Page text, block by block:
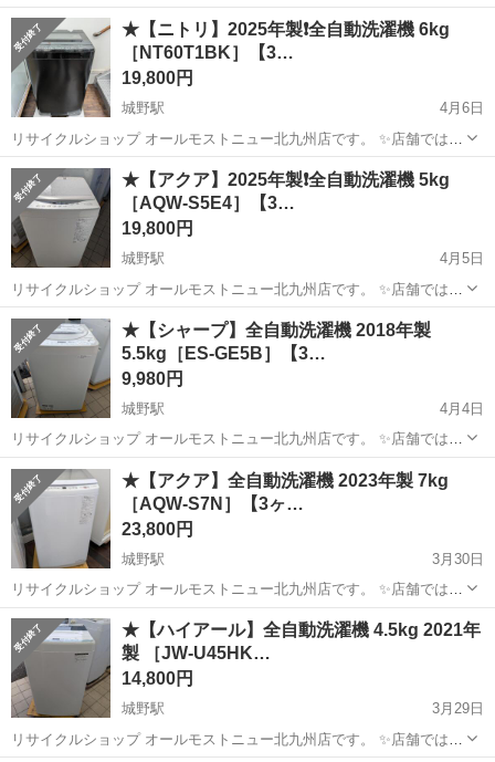
へ取りに来ていただける方限定です。 中古品のため、多少の使用感汚
れはございます。 神経質な方はご遠慮下さいませ。 キャンセルもな...
福岡 北九州市 城野駅 生活家電 ヤマダ電機
★【ニトリ】2025年製❗️全自動洗濯機 6kg
［NT60T1BK］【3…
19,800円
城野駅
4月6日
リサイクルショップ オールモストニュー北九州店です。 ✨️店舗では、
期間限定でネット表示価格よりも特別割引をしている商品もございま
す!! 気になっている商品がありましまら、是非ご来店いただくかお問
い合わせ下さいませ!! ...
福岡 北九州市 城野駅 生活家電 商品
★【アクア】2025年製❗️全自動洗濯機 5kg
［AQW-S5E4］【3…
19,800円
城野駅
4月5日
リサイクルショップ オールモストニュー北九州店です。 ✨️店舗では、
期間限定でネット表示価格よりも特別割引をしている商品もございま
す!! 気になっている商品がありましまら、是非ご来店いただくかお問
い合わせ下さいませ!! ...
福岡 北九州市 生活家電 商品
★【シャープ】全自動洗濯機 2018年製
5.5kg［ES-GE5B］【3…
9,980円
城野駅
4月4日
リサイクルショップ オールモストニュー北九州店です。 ✨️店舗では、
期間限定でネット表示価格よりも特別割引をしている商品もございま
す!! 気になっている商品がありましまら、是非ご来店いただくかお問
い合わせ下さいませ!! ...
福岡 北九州市 城野駅 生活家電 商品
★【アクア】全自動洗濯機 2023年製 7kg
［AQW-S7N］【3ヶ…
23,800円
城野駅
3月30日
リサイクルショップ オールモストニュー北九州店です。 ✨️店舗では、
期間限定でネット表示価格よりも特別割引をしている商品もございま
す!! 気になっている商品がありましまら、是非ご来店いただくかお問
い合わせ下さいませ!! ...
福岡 北九州市 城野駅 生活家電 商品
★【ハイアール】全自動洗濯機 4.5kg 2021年
製 ［JW-U45HK…
14,800円
城野駅
3月29日
リサイクルショップ オールモストニュー北九州店です。 ✨️店舗では、